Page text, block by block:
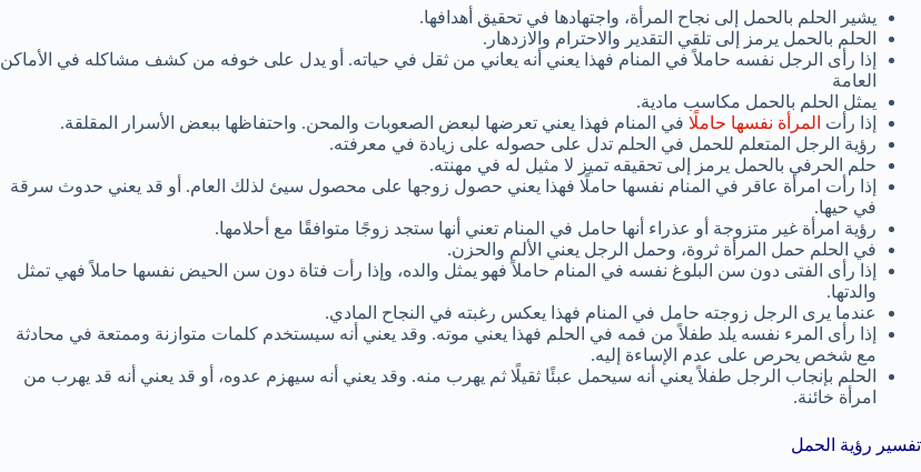
يشير الحلم بالحمل إلى نجاح المرأة، واجتهادها في تحقيق أهدافها.
الحلم بالحمل يرمز إلى تلقي التقدير والاحترام والازدهار.
إذا رأى الرجل نفسه حاملاً في المنام فهذا يعني أنه يعاني من ثقل في حياته. أو يدل على خوفه من كشف مشاكله في الأماكن
العامة
يمثل الحلم بالحمل مكاسب مادية.
إذا رأت المرأة نفسها حاملًا في المنام فهذا يعني تعرضها لبعض الصعوبات والمحن. واحتفاظها ببعض الأسرار المقلقة.
رؤية الرجل المتعلم للحمل في الحلم تدل على حصوله على زيادة في معرفته.
حلم الحرفي بالحمل يرمز إلى تحقيقه تميز لا مثيل له في مهنته.
إذا رأت امرأة عاقر في المنام نفسها حاملًا فهذا يعني حصول زوجها على محصول سيئ لذلك العام. أو قد يعني حدوث سرقة
في حيها.
رؤية امرأة غير متزوجة أو عذراء أنها حامل في المنام تعني أنها ستجد زوجًا متوافقًا مع أحلامها.
في الحلم حمل المرأة ثروة، وحمل الرجل يعني الألم والحزن.
إذا رأى الفتى دون سن البلوغ نفسه في المنام حاملاً فهو يمثل والده، وإذا رأت فتاة دون سن الحيض نفسها حاملاً فهي تمثل
والدتها.
عندما يرى الرجل زوجته حامل في المنام فهذا يعكس رغبته في النجاح المادي.
إذا رأى المرء نفسه يلد طفلاً من فمه في الحلم فهذا يعني موته. وقد يعني أنه سيستخدم كلمات متوازنة وممتعة في محادثة
مع شخص يحرص على عدم الإساءة إليه.
الحلم بإنجاب الرجل طفلاً يعني أنه سيحمل عبئًا ثقيلًا ثم يهرب منه. وقد يعني أنه سيهزم عدوه، أو قد يعني أنه قد يهرب من
امرأة خائنة.
تفسير رؤية الحمل